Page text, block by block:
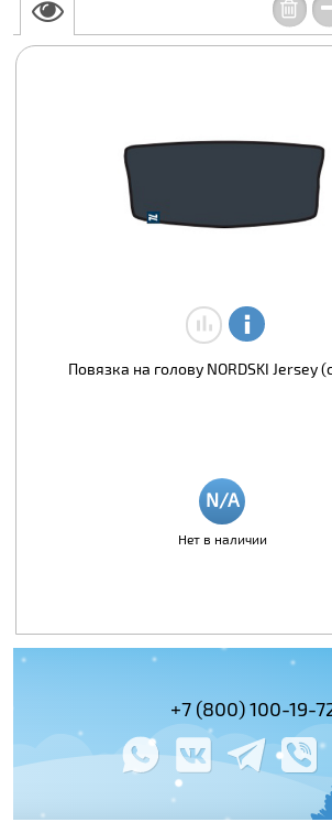
Повязка на голову NORDSKI Jersey
Нет в наличии
+7 (800) 100-19-